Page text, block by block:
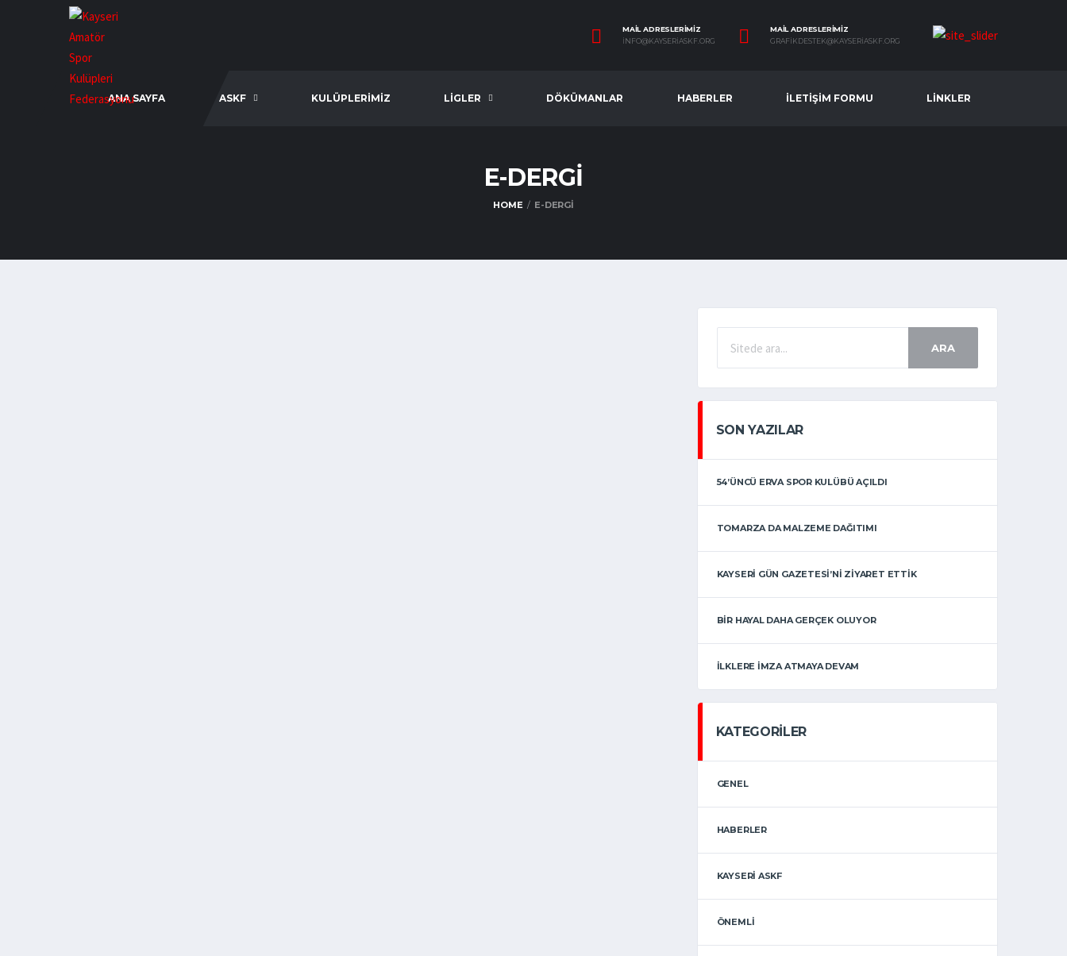
MAIL ADRESLERIMIZ
INFO@KAYSERIASKF.ORG
MAIL ADRESLERIMIZ
GRAFIKDESTEK@KAYSERIASKF.ORG
ANA SAYFA ASKF KULÜPLERIMIZ LİGLER DÖKÜMANLAR HABERLER İLETIŞIM FORMU LİNKLER
E-DERGİ
HOME E-DERGİ
ARA
SON YAZILAR
54’ÜNCÜ ERVA SPOR KULÜBÜ AÇILDI
TOMARZA DA MALZEME DAĞITIMI
KAYSERI GÜN GAZETESI’NI ZIYARET ETTIK
BIR HAYAL DAHA GERÇEK OLUYOR
İLKLERE İMZA ATMAYA DEVAM
KATEGORILER
GENEL
HABERLER
KAYSERİ ASKF
ÖNEMLİ